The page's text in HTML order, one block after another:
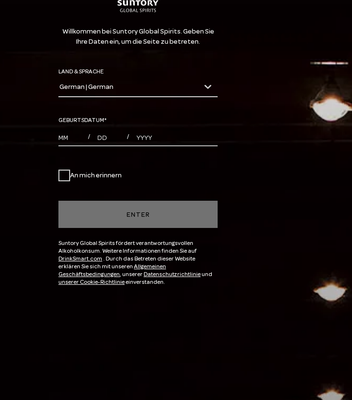
Willkommen bei Suntory Global Spirits. Geben Sie
Ihre Daten ein, um die Seite zu betreten.
LAND & SPRACHE
countryDropdown
German | German
GEBURTSDATUM*
MONTHS
/ DAYS / YEAR
An mich erinnern
ENTER
Suntory Global Spirits fördert verantwortungsvollen
Alkoholkonsum. Weitere Informationen finden Sie auf
DrinkSmart.com . Durch das Betreten dieser Website
erklären Sie sich mit unseren Allgemeinen
Geschäftsbedingungen, unsererDatenschutzrichtlinieund
unserer Cookie-Richtlinieeinverstanden.